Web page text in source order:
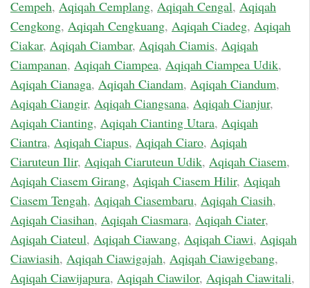
Cempeh, Aqiqah Cemplang, Aqiqah Cengal, Aqiqah
Cengkong, Aqiqah Cengkuang, Aqiqah Ciadeg, Aqiqah
Ciakar, Aqiqah Ciambar, Aqiqah Ciamis, Aqiqah
Ciampanan, Aqiqah Ciampea, Aqiqah Ciampea Udik,
Aqiqah Cianaga, Aqiqah Ciandam, Aqiqah Ciandum,
Aqiqah Ciangir, Aqiqah Ciangsana, Aqiqah Cianjur,
Aqiqah Cianting, Aqiqah Cianting Utara, Aqiqah
Ciantra, Aqiqah Ciapus, Aqiqah Ciaro, Aqiqah
Ciaruteun Ilir, Aqiqah Ciaruteun Udik, Aqiqah Ciasem,
Aqiqah Ciasem Girang, Aqiqah Ciasem Hilir, Aqiqah
Ciasem Tengah, Aqiqah Ciasembaru, Aqiqah Ciasih,
Aqiqah Ciasihan, Aqiqah Ciasmara, Aqiqah Ciater,
Aqiqah Ciateul, Aqiqah Ciawang, Aqiqah Ciawi, Aqiqah
Ciawiasih, Aqiqah Ciawigajah, Aqiqah Ciawigebang,
Aqiqah Ciawijapura, Aqiqah Ciawilor, Aqiqah Ciawitali,